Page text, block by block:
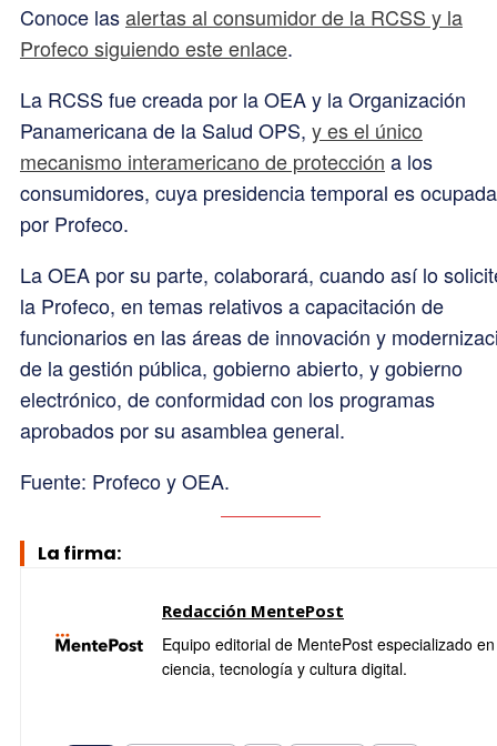
Conoce lasalertas al consumidor de la RCSS y la
Profeco siguiendo este enlace.
La RCSS fue creada por la OEA y la Organización
Panamericana de la Salud OPS, y es el único
mecanismo interamericano de protección a los
consumidores, cuya presidencia temporal es ocupada
por Profeco.
La OEA por su parte, colaborará, cuando así lo
la Profeco, en temas relativos a capacitación de
funcionarios en las áreas de innovación y
de la gestión pública, gobierno abierto, y gobierno
electrónico, de conformidad con los programas
aprobados por su asamblea general.
Fuente: Profeco y OEA.
La firma:
Redacción MentePost
Equipo editorial de MentePost especializado en
ciencia, tecnología y cultura digital.